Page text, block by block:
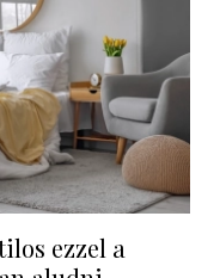
ezzel a